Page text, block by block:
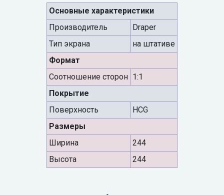
Основные характеристики
Производитель
Draper
Тип экрана
на штативе
Формат
Cоотношение сторон 1:1
Покрытие
Поверхность
HCG
Размеры
Ширина
244
Высота
244